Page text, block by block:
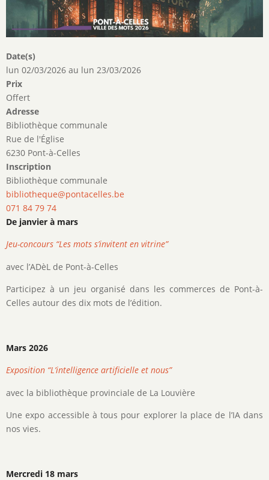
Date(s)
lun 02/03/2026 au lun 23/03/2026
Prix
Offert
Adresse
Bibliothèque communale
Rue de l'Église
6230 Pont-à-Celles
Inscription
Bibliothèque communale
bibliotheque@pontacelles.be
071 84 79 74
De janvier à mars
Jeu-concours “Les mots s’invitent en vitrine”
avec l’ADèL de Pont-à-Celles
Participez à un jeu organisé dans les commerces de Pont-à-
Celles autour des dix mots de l’édition.
Mars 2026
Exposition “L’intelligence artificielle et nous”
avec la bibliothèque provinciale de La Louvière
Une expo accessible à tous pour explorer la place de l’IA dans
nos vies.
Mercredi 18 mars